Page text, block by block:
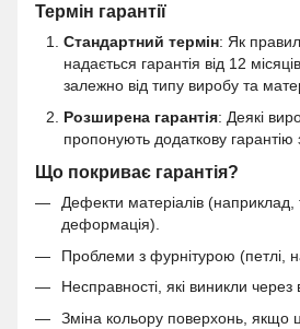
Термін гарантії
Стандартний термін: Як
надається гарантія від 12
залежно від типу виробу та
Розширена гарантія: Деякі
пропонують додаткову гарантію
Що покриває гарантія?
Дефекти матеріалів (наприклад,
деформація).
Проблеми з фурнітурою (петлі,
Несправності, які виникли через
Зміна кольору поверхонь, якщо